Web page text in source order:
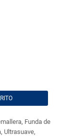
Funda de
Ultrasuave,